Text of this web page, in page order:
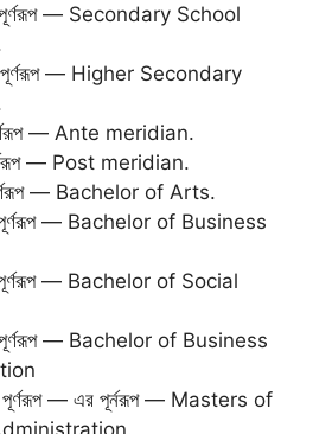
— Secondary School
— Higher Secondary
— Ante meridian.
— Post meridian.
— Bachelor of Arts.
— Bachelor of Business
— Bachelor of Social
— Bachelor of Business
— এর পূর্নরূপ — Masters of